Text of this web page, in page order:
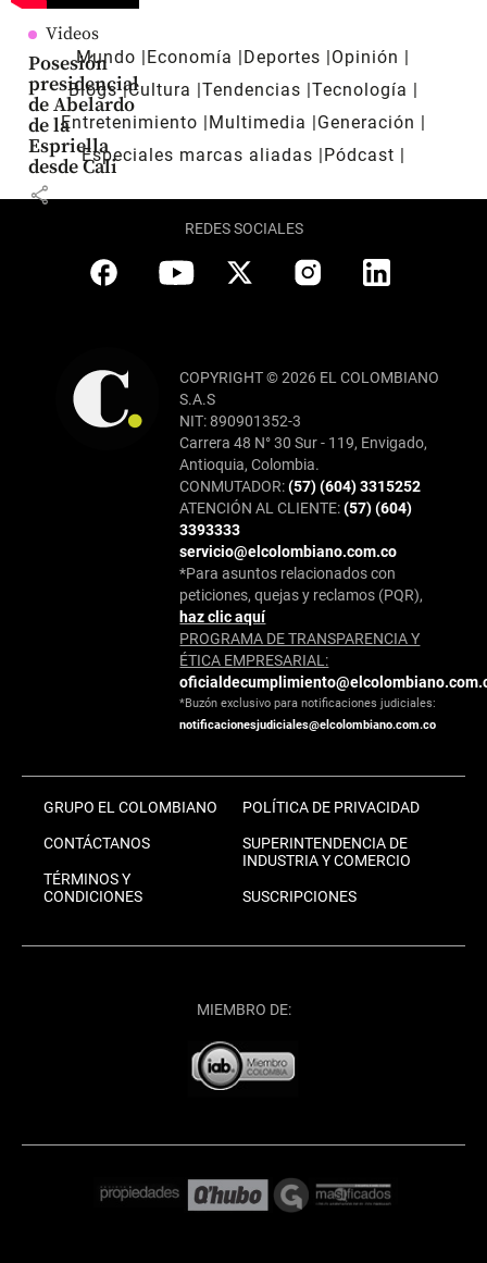
Videos
Posesión
presidencial
de Abelardo
de la
Espriella
desde Cali
share
Mundo Economía Deportes
Opinión
Blogs Cultura Tendencias Tecnología
Entretenimiento
Multimedia
Generación
Especiales marcas aliadas
Pódcast
REDES SOCIALES
COPYRIGHT © 2026 EL COLOMBIANO
S.A.S
NIT: 890901352-3
Carrera 48 N° 30 Sur - 119, Envigado,
Antioquia, Colombia.
CONMUTADOR:(57) (604) 3315252
ATENCIÓN AL CLIENTE:(57) (604)
3393333
servicio@elcolombiano.com.co
*Para asuntos relacionados con
peticiones, quejas y reclamos (PQR),
haz clic aquí
PROGRAMA DE TRANSPARENCIA Y
ÉTICA EMPRESARIAL:
*Buzón exclusivo para notificaciones judiciales:
notificacionesjudiciales@elcolombiano.com.co
GRUPO EL COLOMBIANO
CONTÁCTANOS
TÉRMINOS Y
CONDICIONES
POLÍTICA DE PRIVACIDAD
SUPERINTENDENCIA DE
INDUSTRIA Y COMERCIO
SUSCRIPCIONES
MIEMBRO DE: